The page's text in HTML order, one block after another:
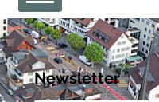
Newsletter